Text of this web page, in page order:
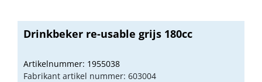
Drinkbeker re-usable grijs 180cc
Artikelnummer: 1955038
Fabrikant artikel nummer: 603004